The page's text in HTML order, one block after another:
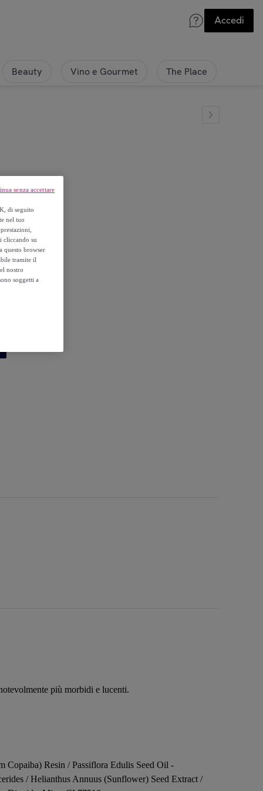
Accedi
Beauty Vino e Gourmet The Place
più morbidi e lucenti.
Resin / Passiflora Edulis Seed Oil -
/ Helianthus Annuus (Sunflower) Seed Extract /
di seguito
nel tuo
cliccando su
questo browser
tramite il
nostro
soggetti a
senza accettare